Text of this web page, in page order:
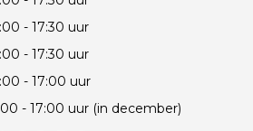
- 17:30 uur
- 17:30 uur
- 17:00 uur
- 17:00 uur (in december)